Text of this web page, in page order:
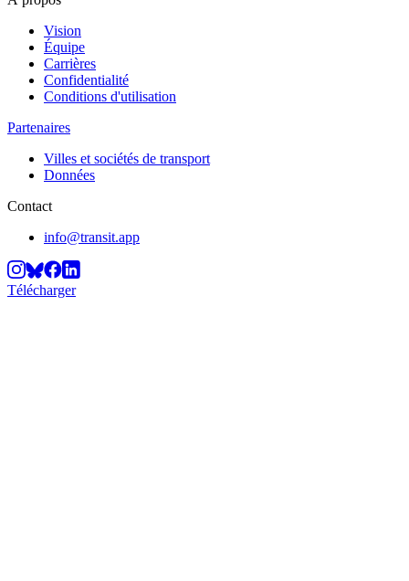
Vision
Équipe
Carrières
Confidentialité
Conditions d'utilisation
Partenaires
Villes et sociétés de transport
Données
Contact
info@transit.app
Télécharger